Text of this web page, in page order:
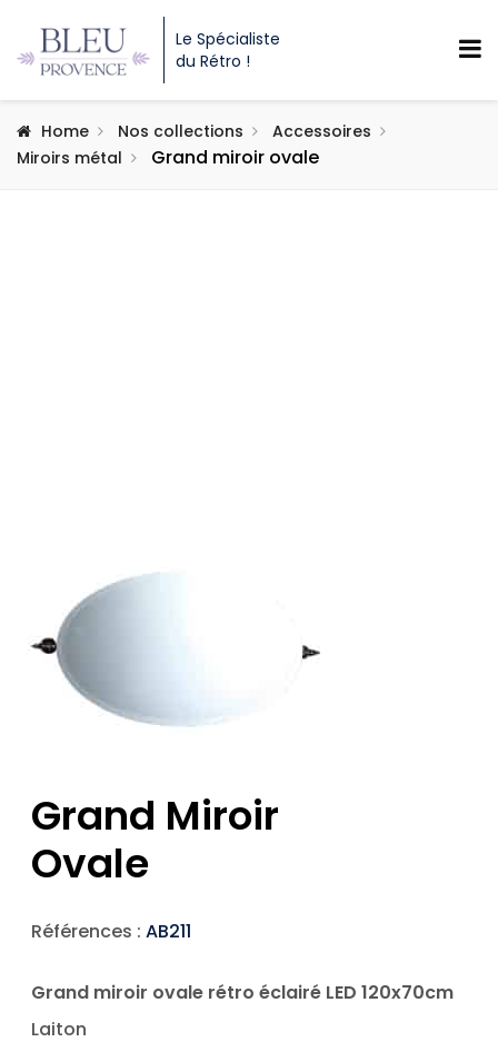
Le Spécialiste
du Rétro !
Home Nos collections
Accessoires
Miroirs métal
Grand miroir ovale
Grand Miroir
Ovale
Références : AB211
Grand miroir ovale rétro éclairé LED 120x70cm
Laiton